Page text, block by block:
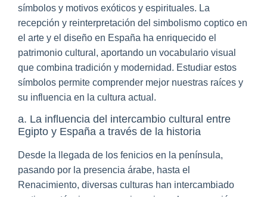
símbolos y motivos exóticos y espirituales. La
recepción y reinterpretación del simbolismo coptico en
el arte y el diseño en España ha enriquecido el
patrimonio cultural, aportando un vocabulario visual
que combina tradición y modernidad. Estudiar estos
símbolos permite comprender mejor nuestras raíces y
su influencia en la cultura actual.
a. La influencia del intercambio cultural entre
Egipto y España a través de la historia
Desde la llegada de los fenicios en la península,
pasando por la presencia árabe, hasta el
Renacimiento, diversas culturas han intercambiado